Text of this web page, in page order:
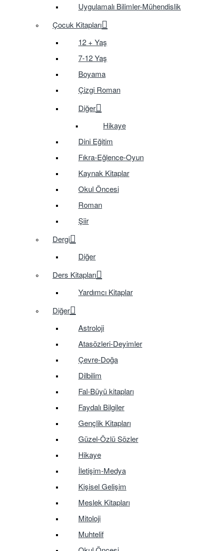
Uygulamalı Bilimler-Mühendislik
Çocuk Kitapları
12 + Yaş
7-12 Yaş
Boyama
Çizgi Roman
Diğer
Hikaye
Dini Eğitim
Fıkra-Eğlence-Oyun
Kaynak Kitaplar
Okul Öncesi
Roman
Şiir
Dergi
Diğer
Ders Kitapları
Yardımcı Kitaplar
Diğer
Astroloji
Atasözleri-Deyimler
Çevre-Doğa
Dilbilim
Fal-Büyü kitapları
Faydalı Bilgiler
Gençlik Kitapları
Güzel-Özlü Sözler
Hikaye
İletişim-Medya
Kişisel Gelişim
Meslek Kitapları
Mitoloji
Muhtelif